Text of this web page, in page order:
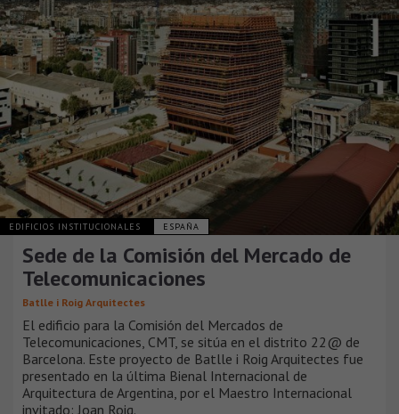
EDIFICIOS INSTITUCIONALES ESPAÑA
Sede de la Comisión del Mercado de
Telecomunicaciones
Batlle i Roig Arquitectes
El edificio para la Comisión del Mercados de
Telecomunicaciones, CMT, se sitúa en el distrito 22@ de
Barcelona. Este proyecto de Batlle i Roig Arquitectes fue
presentado en la última Bienal Internacional de
Arquitectura de Argentina, por el Maestro Internacional
invitado: Joan Roig.